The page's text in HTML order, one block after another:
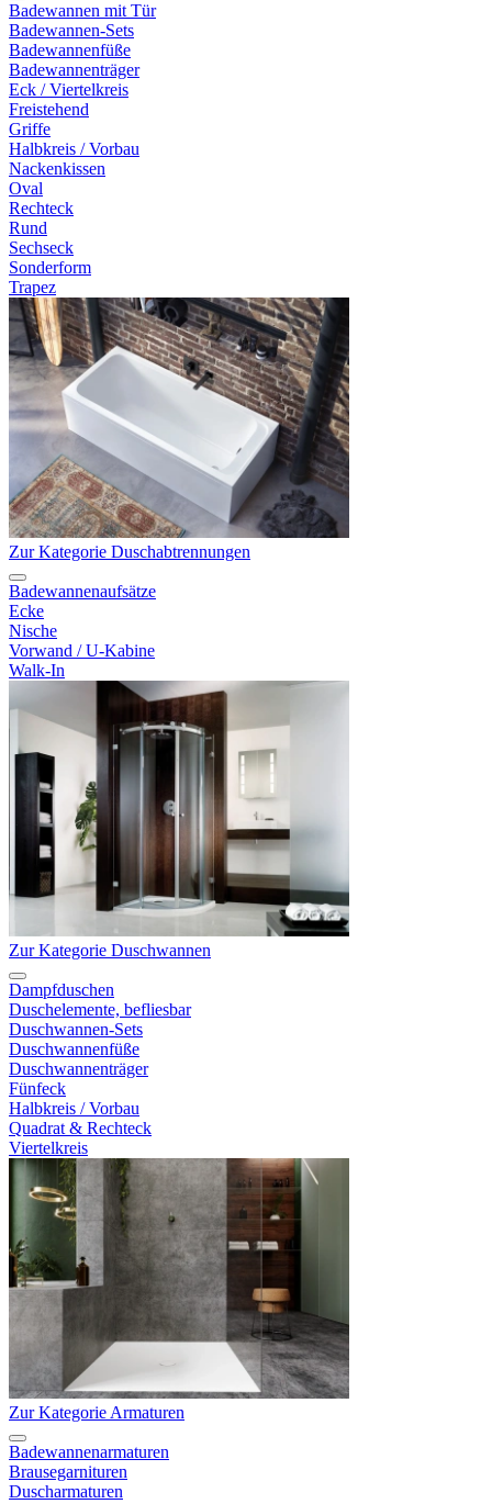
Badewannen mit Tür
Badewannen-Sets
Badewannenfüße
Badewannenträger
Eck / Viertelkreis
Freistehend
Griffe
Halbkreis / Vorbau
Nackenkissen
Oval
Rechteck
Rund
Sechseck
Sonderform
Trapez
Zur Kategorie Duschabtrennungen
Badewannenaufsätze
Ecke
Nische
Vorwand / U-Kabine
Walk-In
Zur Kategorie Duschwannen
Dampfduschen
Duschelemente, befliesbar
Duschwannen-Sets
Duschwannenfüße
Duschwannenträger
Fünfeck
Halbkreis / Vorbau
Quadrat & Rechteck
Viertelkreis
Zur Kategorie Armaturen
Badewannenarmaturen
Brausegarnituren
Duscharmaturen